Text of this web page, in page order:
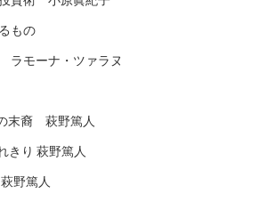
もの
モーナ・ツァラヌ
末裔 萩野篤人
きり 萩野篤人
野篤人